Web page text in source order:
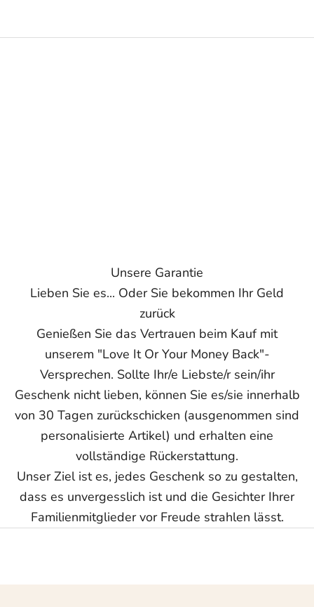
Unsere Garantie
Lieben Sie es... Oder Sie bekommen Ihr Geld
zurück
Genießen Sie das Vertrauen beim Kauf mit
unserem "Love It Or Your Money Back"-
Versprechen. Sollte Ihr/e Liebste/r sein/ihr
Geschenk nicht lieben, können Sie es/sie innerhalb
von 30 Tagen zurückschicken (ausgenommen sind
personalisierte Artikel) und erhalten eine
vollständige Rückerstattung.
Unser Ziel ist es, jedes Geschenk so zu gestalten,
dass es unvergesslich ist und die Gesichter Ihrer
Familienmitglieder vor Freude strahlen lässt.